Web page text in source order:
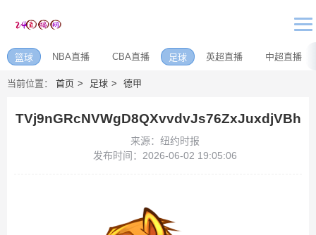
篮球 NBA直播 CBA直播 足球 英超直播 中超直播
当前位置： 首页 足球 德甲
TVj9nGRcNVWgD8QXvvdvJs76ZxJuxdjVBh
来源：纽约时报
发布时间：2026-06-02 19:05:06